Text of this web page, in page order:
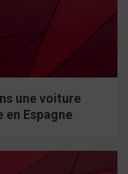
une voiture
Espagne